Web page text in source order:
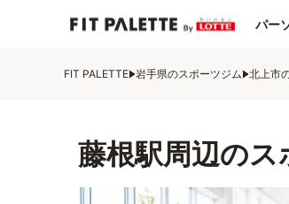
パー
FIT PALETTE 岩手県のスポーツジム 北上市
藤根駅周辺の